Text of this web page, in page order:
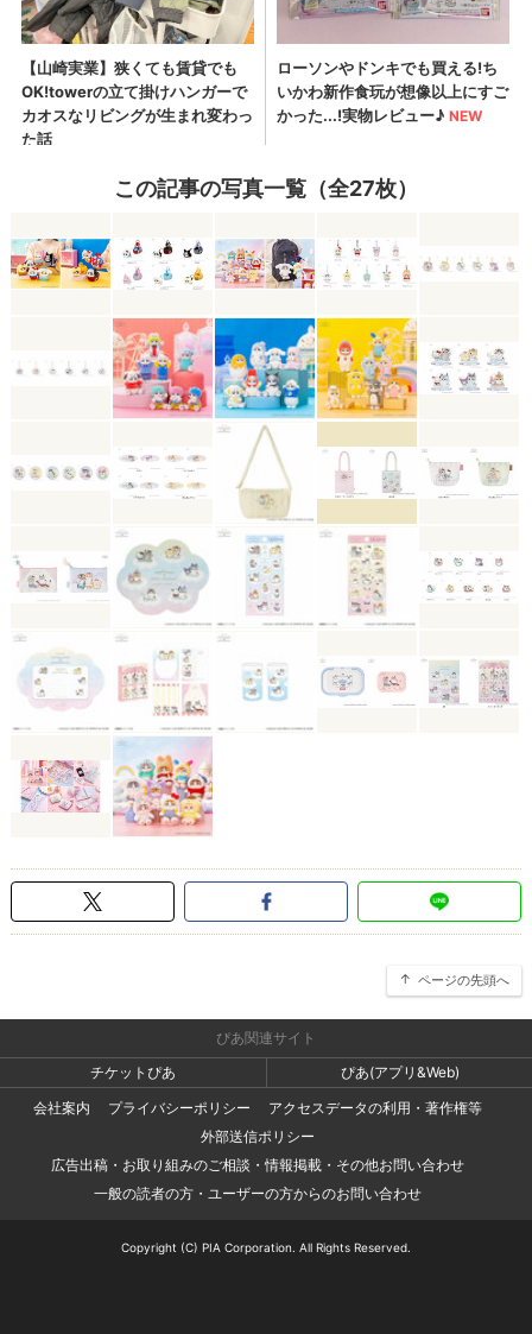
この記事の写真一覧（全27枚）
ページの先頭へ
ぴあ関連サイト
チケットぴあ
ぴあ(アプリ&Web)
会社案内
プライバシーポリシー
アクセスデータの利用・著作権等
外部送信ポリシー
広告出稿・お取り組みのご相談・情報掲載・その他お問い合わせ
一般の読者の方・ユーザーの方からのお問い合わせ
Copyright (C) PIA Corporation. All Rights Reserved.